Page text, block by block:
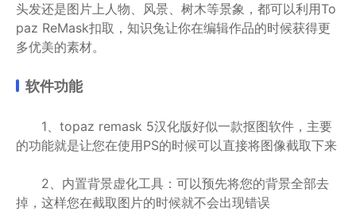
头发还是图片上人物、风景、树木等景象，都可以利用To
paz ReMask扣取，知识兔让你在编辑作品的时候获得更
多优美的素材。
软件功能
1、topaz remask 5汉化版好似一款抠图软件，主要
的功能就是让您在使用PS的时候可以直接将图像截取下来
2、内置背景虚化工具：可以预先将您的背景全部去
掉，这样您在截取图片的时候就不会出现错误